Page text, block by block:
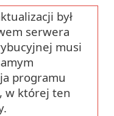
był
serwera
musi
programu
w której ten